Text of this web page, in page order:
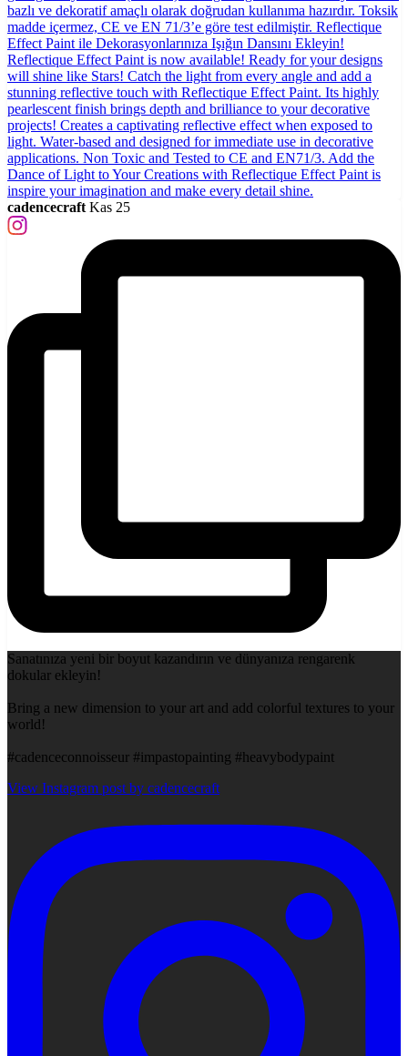
cadencecraft Kas 25
Sanatınıza yeni bir boyut kazandırın ve dünyanıza rengarenk
dokular ekleyin!
Bring a new dimension to your art and add colorful textures to your
world!
#cadenceconnoisseur #impastopainting #heavybodypaint
View Instagram post by cadencecraft